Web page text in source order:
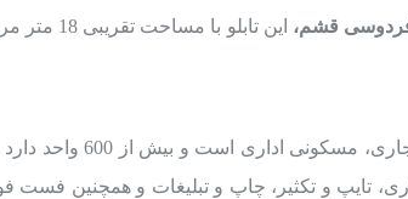
فردوسی قشم،
این
دارد و از مجتمع های فعال جزیره زیبای قشم است همجواری با
تایپ و تکثیر، چاپ و تبلیغات و همچنین فست